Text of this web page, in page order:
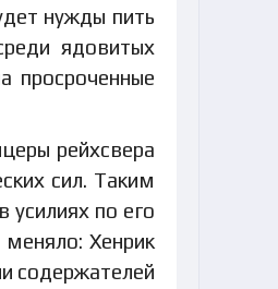
нужды пить
ядовитых
просроченные
рейхсвера
сил. Таким
усилиях по его
Хенрик
содержателей